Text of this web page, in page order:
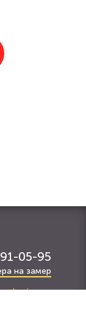
05-95
на замер